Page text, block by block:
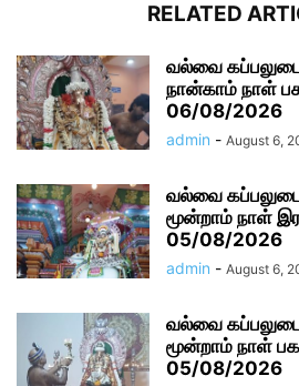
RELATED
வல்வை
நான்காம் நாள்
06/08/2026
admin - August 6,
வல்வை
மூன்றாம் நாள்
05/08/2026
admin - August 6,
வல்வை
மூன்றாம் நாள்
05/08/2026